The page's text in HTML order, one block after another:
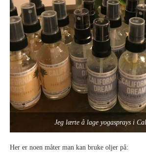
Jeg lærte å lage yogasprays i
Her er noen måter man kan bruke oljer på: